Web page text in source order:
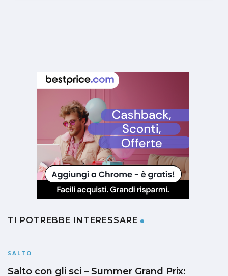
TI POTREBBE INTERESSARE
SALTO
Salto con gli sci – Summer Grand Prix: